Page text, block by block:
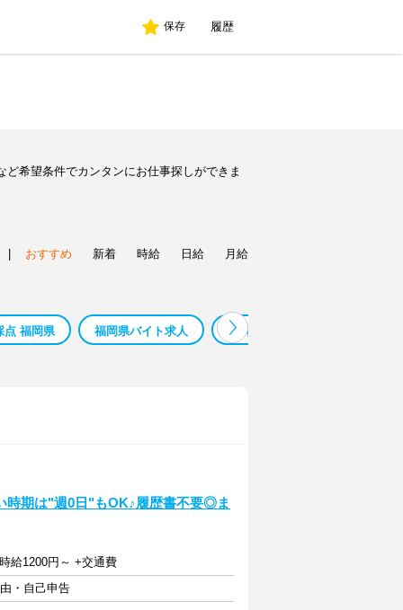
保存 履歴
希望条件でカンタンにお仕事探しができま
おすすめ 新着 時給 日給 月給
点 福岡県 福岡県バイト求人 福岡県 現金手渡し
時期は"週0日"もOK♪履歴書不要◎ま
給1200円～ +交通費
・自己申告